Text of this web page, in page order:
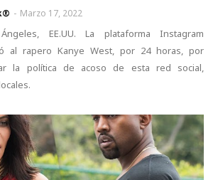
- Marzo 17, 2022
EE.UU. La plataforma Instagram
al rapero Kanye West, por 24 horas, por
la política de acoso de esta red social,